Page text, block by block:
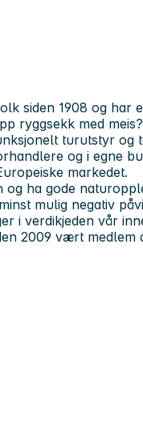
siden 1908 og har
ryggsekk med
turutstyr og
og i egne
markedet.
ha gode
mulig negativ
i verdikjeden vår
2009 vært medlem